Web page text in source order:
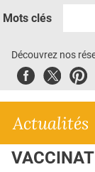
DOSSIERS
E-REVUE SAD
L'APP
QUI SOMMES-NOUS ?
Mots clés
Découvrez nos
FacebookTwitter
Actualités